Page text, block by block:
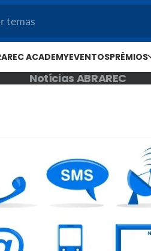
ACADEMYEVENTOSPRÊMIOS
Notícias ABRAREC